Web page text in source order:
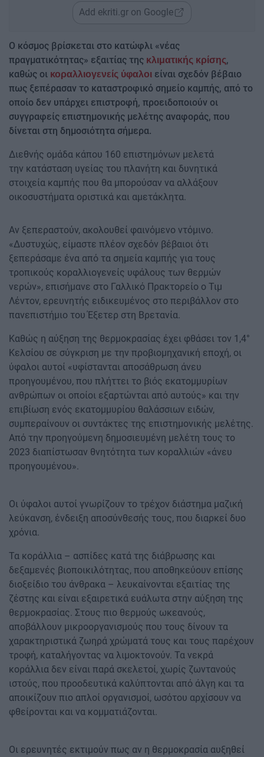
Add ekriti.gr on Google
Ο κόσμος βρίσκεται στο κατώφλι «νέας
πραγματικότητας» εξαιτίας της κλιματικής κρίσης,
καθώς οι κοραλλιογενείς ύφαλοι είναι σχεδόν βέβαιο
πως ξεπέρασαν το καταστροφικό σημείο καμπής, από το
οποίο δεν υπάρχει επιστροφή, προειδοποιούν οι
συγγραφείς επιστημονικής μελέτης αναφοράς, που
δίνεται στη δημοσιότητα σήμερα.
Διεθνής ομάδα κάπου 160 επιστημόνων μελετά
την κατάσταση υγείας του πλανήτη και δυνητικά
στοιχεία καμπής που θα μπορούσαν να αλλάξουν
οικοσυστήματα οριστικά και αμετάκλητα.
Αν ξεπεραστούν, ακολουθεί φαινόμενο ντόμινο.
«Δυστυχώς, είμαστε πλέον σχεδόν βέβαιοι ότι
ξεπεράσαμε ένα από τα σημεία καμπής για τους
τροπικούς κοραλλιογενείς υφάλους των θερμών
νερών», επισήμανε στο Γαλλικό Πρακτορείο ο Τιμ
Λέντον, ερευνητής ειδικευμένος στο περιβάλλον στο
πανεπιστήμιο του Έξετερ στη Βρετανία.
Καθώς η αύξηση της θερμοκρασίας έχει φθάσει τον 1,4°
Κελσίου σε σύγκριση με την προβιομηχανική εποχή, οι
ύφαλοι αυτοί «υφίστανται αποσάθρωση άνευ
προηγουμένου, που πλήττει το βιός εκατομμυρίων
ανθρώπων οι οποίοι εξαρτώνται από αυτούς» και την
επιβίωση ενός εκατομμυρίου θαλάσσιων ειδών,
συμπεραίνουν οι συντάκτες της επιστημονικής μελέτης.
Από την προηγούμενη δημοσιευμένη μελέτη τους το
2023 διαπίστωσαν θνητότητα των κοραλλιών «άνευ
προηγουμένου».
Οι ύφαλοι αυτοί γνωρίζουν το τρέχον διάστημα μαζική
λεύκανση, ένδειξη αποσύνθεσής τους, που διαρκεί δυο
χρόνια.
Τα κοράλλια – ασπίδες κατά της διάβρωσης και
δεξαμενές βιοποικιλότητας, που αποθηκεύουν επίσης
διοξείδιο του άνθρακα – λευκαίνονται εξαιτίας της
ζέστης και είναι εξαιρετικά ευάλωτα στην αύξηση της
θερμοκρασίας. Στους πιο θερμούς ωκεανούς,
αποβάλλουν μικροοργανισμούς που τους δίνουν τα
χαρακτηριστικά ζωηρά χρώματά τους και τους παρέχουν
τροφή, καταλήγοντας να λιμοκτονούν. Τα νεκρά
κοράλλια δεν είναι παρά σκελετοί, χωρίς ζωντανούς
ιστούς, που προοδευτικά καλύπτονται από άλγη και τα
αποικίζουν πιο απλοί οργανισμοί, ωσότου αρχίσουν να
φθείρονται και να κομματιάζονται.
Οι ερευνητές εκτιμούν πως αν η θερμοκρασία αυξηθεί